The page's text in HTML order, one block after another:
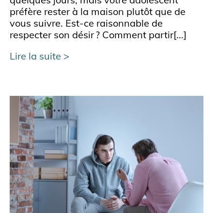
préfère rester à la maison plutôt que de
vous suivre. Est-ce raisonnable de
respecter son désir ? Comment partir[...]
Lire la suite